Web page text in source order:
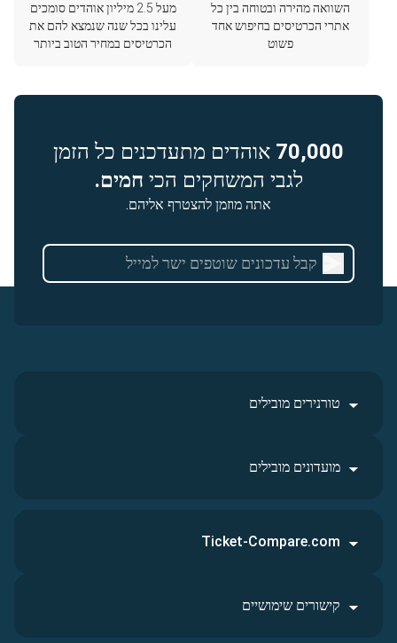
השוואה מהירה ובטוחה בין כל
אתרי הכרטיסים בחיפוש אחד
פשוט
מעל 2.5 מיליון אוהדים סומכים
עלינו בכל שנה שנמצא להם את
הכרטיסים במחיר הטוב ביותר
70,000 אוהדים מתעדכנים כל הזמן
לגבי המשחקים הכי חמים.
אתה מוזמן להצטרף אליהם.
טורנירים מובילים
מועדונים מובילים
Ticket-Compare.com
קישורים שימושיים